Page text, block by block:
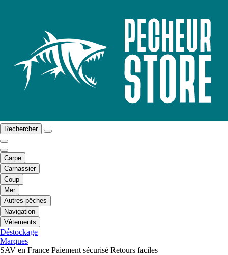
Rechercher
Carpe
Carnassier
Coup
Mer
Autres pêches
Navigation
Vêtements
Déstockage
Marques
SAV en France Paiement sécurisé Retours faciles